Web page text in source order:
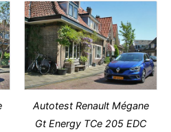
Autotest Renault Mégane
Gt Energy TCe 205 EDC